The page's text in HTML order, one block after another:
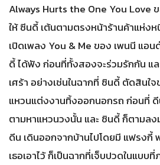
Always Hurts the One You Love
ให้ ซีนดี้ เต้นตามตรงหน้าร้านค้าแห่ง
เปิดเพลง You & Me ของ เพนนี แอน
ดี้ ได้ฟัง ก่อนที่ทั้งสองจะร่วมรักกัน แ
เศร้า อย่างเช่นในฉากที่ ซินดี้ ตัดสินใ
แหวนแต่งงานทิ้งออกนอกรถ ก่อนที่
ตามหาแหวนวงนั้น และ ซินดี้ ก็ตามล
ดีน เดินออกจากบ้านไปโดยมี แฟรง
เธอเอาไว้ ก็เป็นฉากที่เจ็บปวดในแบบ